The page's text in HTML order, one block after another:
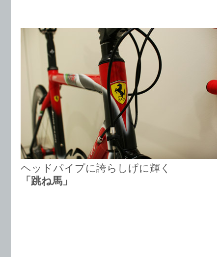
ヘッドパイプに誇らしげに輝く
「跳ね馬」